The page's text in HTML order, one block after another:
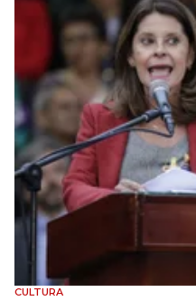
CULTURA